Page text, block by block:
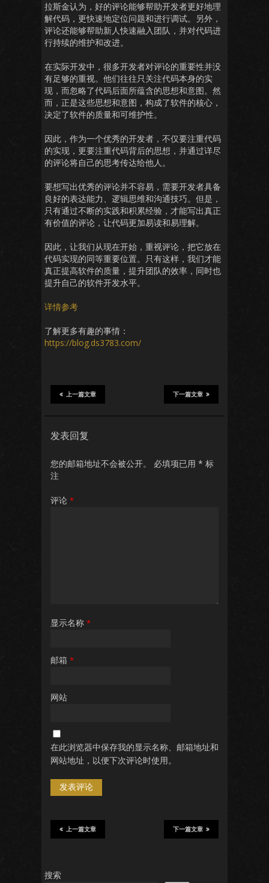
拉斯金认为，好的评论能够帮助开发者更好地理
解代码，更快速地定位问题和进行调试。另外，
评论还能够帮助新人快速融入团队，并对代码进
行持续的维护和改进。
在实际开发中，很多开发者对评论的重要性并没
有足够的重视。他们往往只关注代码本身的实
现，而忽略了代码后面所蕴含的思想和意图。然
而，正是这些思想和意图，构成了软件的核心，
决定了软件的质量和可维护性。
因此，作为一个优秀的开发者，不仅要注重代码
的实现，更要注重代码背后的思想，并通过详尽
的评论将自己的思考传达给他人。
要想写出优秀的评论并不容易，需要开发者具备
良好的表达能力、逻辑思维和沟通技巧。但是，
只有通过不断的实践和积累经验，才能写出真正
有价值的评论，让代码更加易读和易理解。
因此，让我们从现在开始，重视评论，把它放在
代码实现的同等重要位置。只有这样，我们才能
真正提高软件的质量，提升团队的效率，同时也
提升自己的软件开发水平。
详情参考
了解更多有趣的事情：
https://blog.ds3783.com/
下一篇文章
上一篇文章
发表回复
您的邮箱地址不会被公开。 必填项已用 * 标
注
评论 *
显示名称 *
邮箱 *
网站
在此浏览器中保存我的显示名称、邮箱地址和
网站地址，以便下次评论时使用。
下一篇文章
上一篇文章
搜索